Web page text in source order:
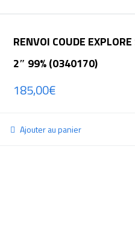
RENVOI COUDE
2″ 99% (0340170)
185,00€
Ajouter au panier